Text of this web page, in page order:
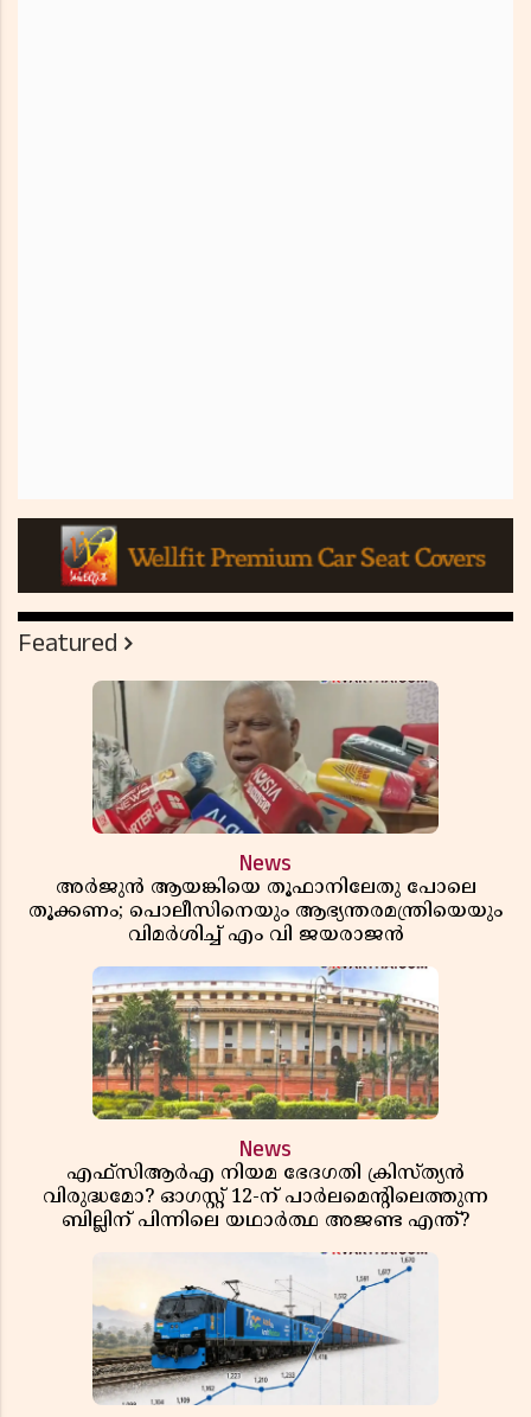
Featured
News
അർജുൻ ആയങ്കിയെ തൂഫാനിലേതു പോലെ
തൂക്കണം; പൊലീസിനെയും ആഭ്യന്തരമന്ത്രിയെയും
വിമർശിച്ച് എം വി ജയരാജൻ
News
എഫ്സിആർഎ നിയമ ഭേദഗതി ക്രിസ്ത്യൻ
വിരുദ്ധമോ? ഓഗസ്റ്റ് 12-ന് പാർലമെന്റിലെത്തുന്ന
ബില്ലിന് പിന്നിലെ യഥാർത്ഥ അജണ്ട എന്ത്?